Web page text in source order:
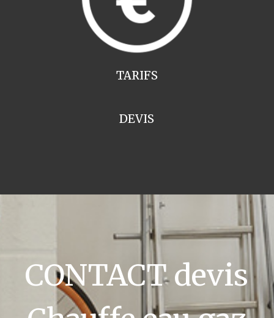
TARIFS
DEVIS
CONTACT devis